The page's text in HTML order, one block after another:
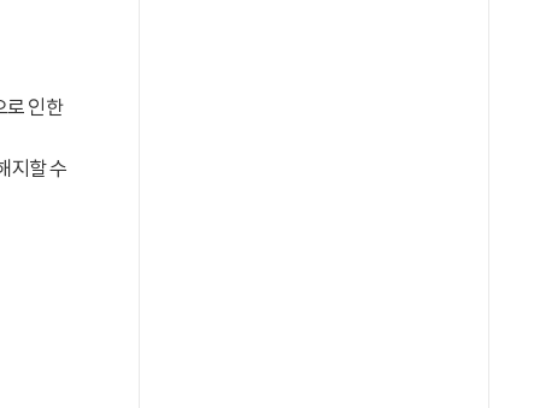
로 인한
지할 수